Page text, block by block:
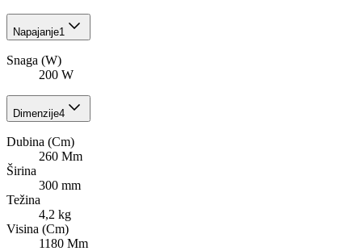
Napajanje1
Snaga (W)
200 W
Dimenzije4
Dubina (Cm)
260 Mm
Širina
300 mm
Težina
4,2 kg
Visina (Cm)
1180 Mm